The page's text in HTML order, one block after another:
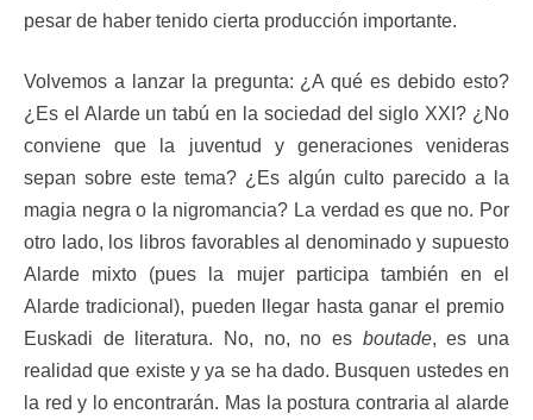
pesar de haber tenido cierta producción importante.
Volvemos a lanzar la pregunta: ¿A qué es debido esto?
¿Es el Alarde un tabú en la sociedad del siglo XXI? ¿No
conviene que la juventud y generaciones venideras
sepan sobre este tema? ¿Es algún culto parecido a la
magia negra o la nigromancia? La verdad es que no. Por
otro lado, los libros favorables al denominado y supuesto
Alarde mixto (pues la mujer participa también en el
Alarde tradicional), pueden llegar hasta ganar el premio
Euskadi de literatura. No, no, no es boutade, es una
realidad que existe y ya se ha dado. Busquen ustedes en
la red y lo encontrarán. Mas la postura contraria al alarde